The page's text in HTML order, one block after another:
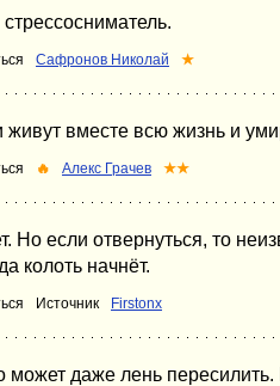
Сафронов Николай ★
живут вместе всю жизнь и
🔥 Алекс Грачев ★★
Но если отвернуться, то
колоть начнёт.
Источник Firstonx
даже лень